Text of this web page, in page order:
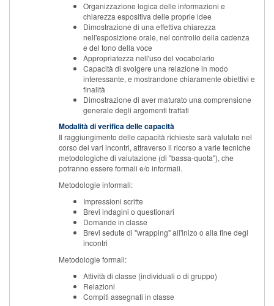
Organizzazione logica delle informazioni e
chiarezza espositiva delle proprie idee
Dimostrazione di una effettiva chiarezza
nell'esposizione orale, nel controllo della cadenza
e del tono della voce
Appropriatezza nell'uso del vocabolario
Capacità di svolgere una relazione in modo
interessante, e mostrandone chiaramente obiettivi e
finalità
Dimostrazione di aver maturato una comprensione
generale degli argomenti trattati
Modalità di verifica delle capacità
Il raggiungimento delle capacità richieste sarà valutato nel
corso dei vari incontri, attraverso il ricorso a varie tecniche
metodologiche di valutazione (di "bassa-quota"), che
potranno essere formali e/o informali.
Metodologie informali:
Impressioni scritte
Brevi indagini o questionari
Domande in classe
Brevi sedute di "wrapping" all'inizo o alla fine degl
incontri
Metodologie formali:
Attività di classe (individuali o di gruppo)
Relazioni
Compiti assegnati in classe